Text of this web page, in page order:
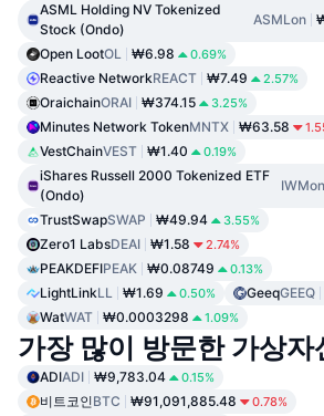
ASML Holding NV Tokenized
Stock (Ondo)
ASMLon
Open LootOL ₩6.98 0.69%
Reactive NetworkREACT ₩7.49 2.57%
OraichainORAI ₩374.15 3.25%
Minutes Network TokenMNTX ₩63.58
VestChainVEST ₩1.40 0.19%
iShares Russell 2000 Tokenized ETF
(Ondo)
IWMon
TrustSwapSWAP ₩49.94 3.55%
Zero1 LabsDEAI ₩1.58 2.74%
PEAKDEFIPEAK ₩0.08749 0.13%
LightLinkLL ₩1.69 0.50% GeeqGEEQ
WatWAT ₩0.0003298 1.09%
가장 많이 방문한 가상자
ADIADI ₩9,783.04 0.15%
비트코인BTC ₩91,091,885.48 0.78%